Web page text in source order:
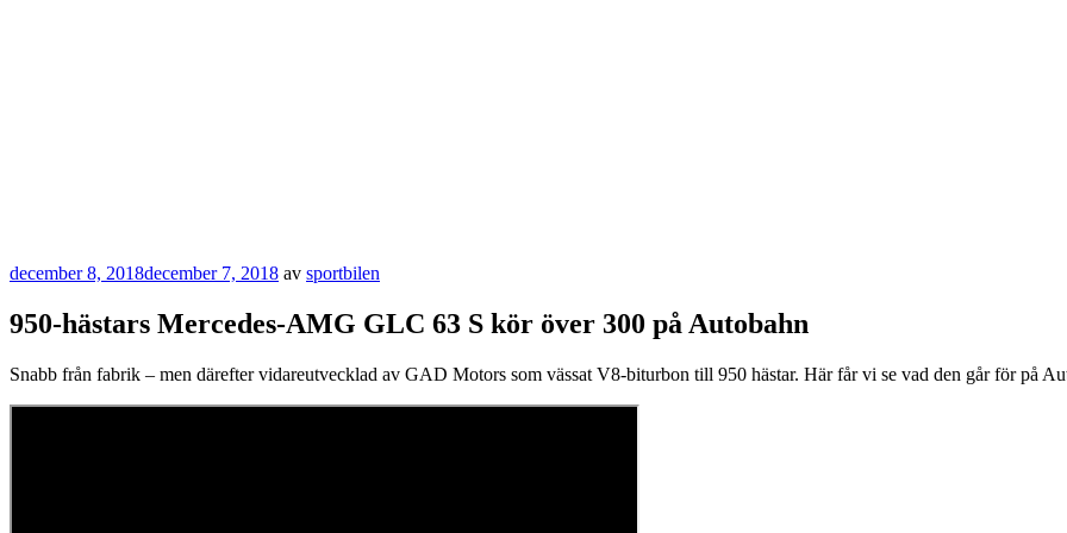
Publicerat
december 8, 2018december 7, 2018 av sportbilen
950-hästars Mercedes-AMG GLC 63 S kör över 300 på Autobahn
Snabb från fabrik – men därefter vidareutvecklad av GAD Motors som vässat V8-biturbon till 950 hästar. Här får vi se vad den går för på